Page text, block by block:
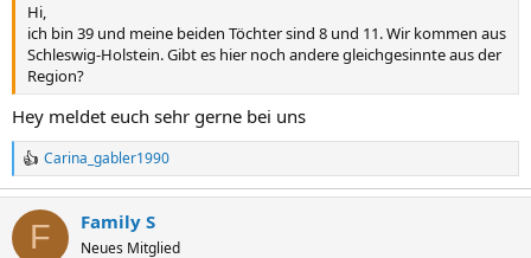
Hi,
ich bin 39 und meine beiden Töchter sind 8 und 11. Wir kommen aus
Schleswig-Holstein. Gibt es hier noch andere gleichgesinnte aus der
Region?
Hey meldet euch sehr gerne bei uns
R
e
a
k
Carina_gabler1990
F Family S
Neues Mitglied